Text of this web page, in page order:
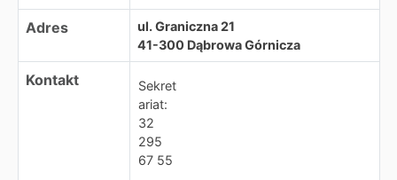
Adres
ul. Graniczna 21
41-300 Dąbrowa Górnicza
Kontakt
Sekret
ariat:
32
295
67 55